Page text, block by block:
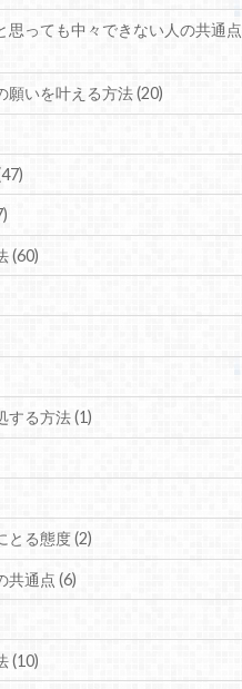
思っても中々できない人の共通点
願いを叶える方法 (20)
(60)
する方法 (1)
とる態度 (2)
共通点 (6)
(10)